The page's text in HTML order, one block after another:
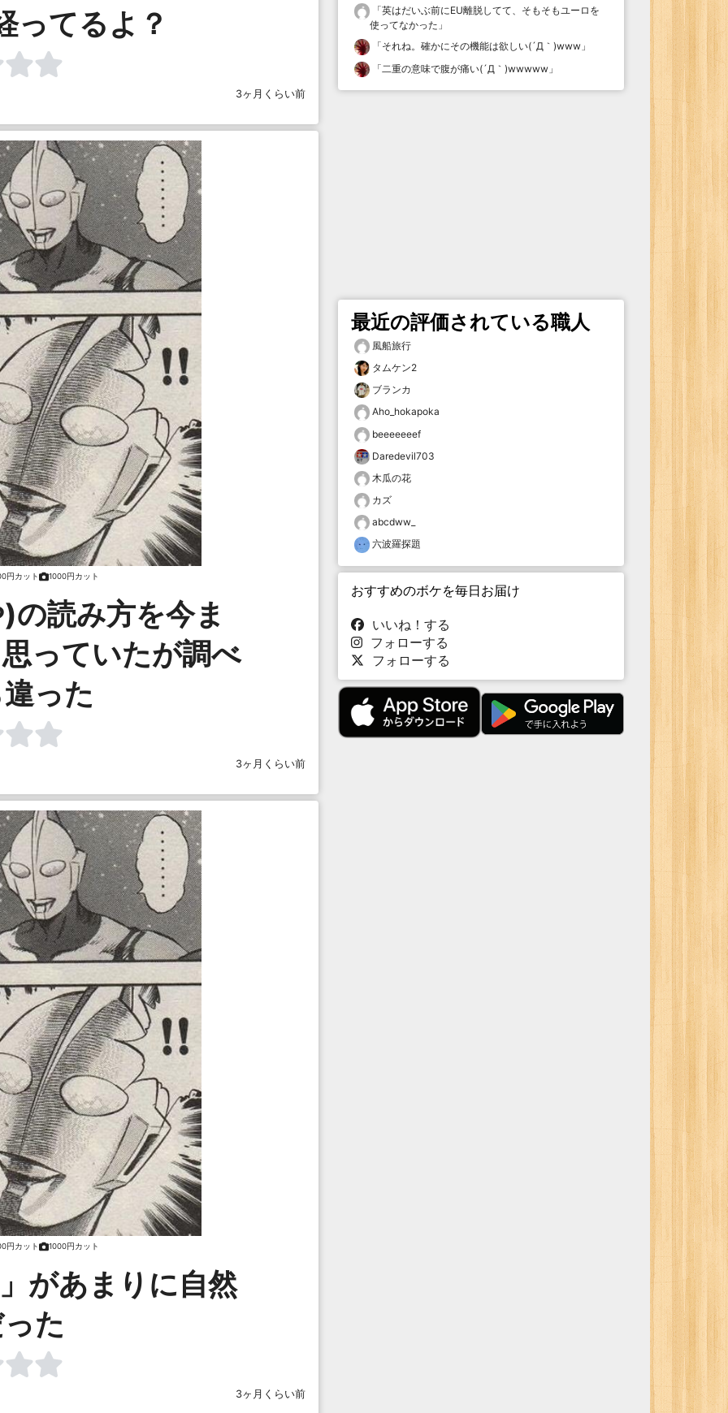
ってるよ？
3ヶ月くらい前
円カット 1000円カット
の読み方を今ま
っていたが調べ
った
3ヶ月くらい前
円カット 1000円カット
があまりに自然
た
3ヶ月くらい前
「英はだいぶ前にEU離脱してて、そもそもユーロを
使ってなかった 」
「それね。確かにその機能は欲しい(´Д｀)www 」
「二重の意味で腹が痛い(´Д｀)wwwww 」
最近の評価されている職人
風船旅行
タムケン2
ブランカ
Aho_hokapoka
beeeeeeef
Daredevil703
木瓜の花
カズ
abcdww_
六波羅探題
おすすめのボケを毎日お届け
いいね！する
フォローする
フォローする